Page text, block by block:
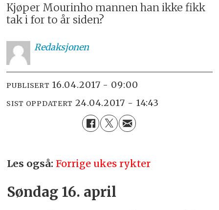
Kjøper Mourinho mannen han ikke fikk
tak i for to år siden?
Redaksjonen
PUBLISERT 16.04.2017 - 09:00
SIST OPPDATERT 24.04.2017 - 14:43
Les også: Forrige ukes rykter
Søndag 16. april